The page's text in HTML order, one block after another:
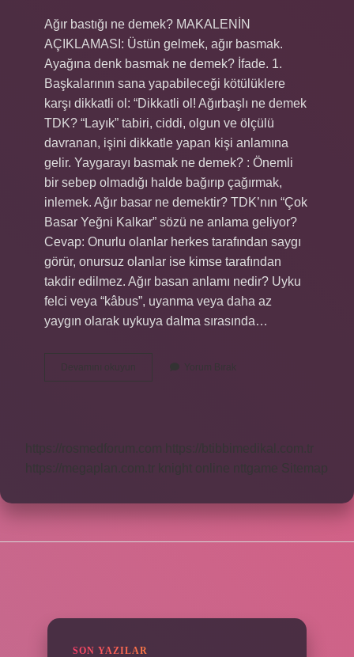
Ağır bastığı ne demek? MAKALENİN
AÇIKLAMASI: Üstün gelmek, ağır basmak.
Ayağına denk basmak ne demek? İfade. 1.
Başkalarının sana yapabileceği kötülüklere
karşı dikkatli ol: “Dikkatli ol! Ağırbaşlı ne demek
TDK? “Layık” tabiri, ciddi, olgun ve ölçülü
davranan, işini dikkatle yapan kişi anlamına
gelir. Yaygarayı basmak ne demek? : Önemli
bir sebep olmadığı halde bağırıp çağırmak,
inlemek. Ağır basar ne demektir? TDK’nın “Çok
Basar Yeğni Kalkar” sözü ne anlama geliyor?
Cevap: Onurlu olanlar herkes tarafından saygı
görür, onursuz olanlar ise kimse tarafından
takdir edilmez. Ağır basan anlamı nedir? Uyku
felci veya “kâbus”, uyanma veya daha az
yaygın olarak uykuya dalma sırasında…
Devamını okuyun
Ağır
Yorum Bırak
https://rosmedforum.com
https://btibbimedikal.com.tr
https://megaplan.com.tr knight online nttgame Sitemap
SON YAZILAR